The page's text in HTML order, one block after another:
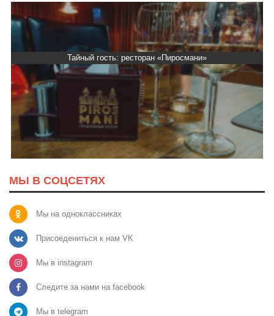
Тайный гость: ресторан «Пиросмани»
МЫ В СОЦСЕТЯХ
Мы на одноклассниках
Присоедениться к нам VK
Мы в instagram
Следите за нами на facebook
Мы в telegram